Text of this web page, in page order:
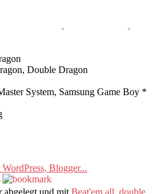
Double Dragon
System, Samsung Game Boy *